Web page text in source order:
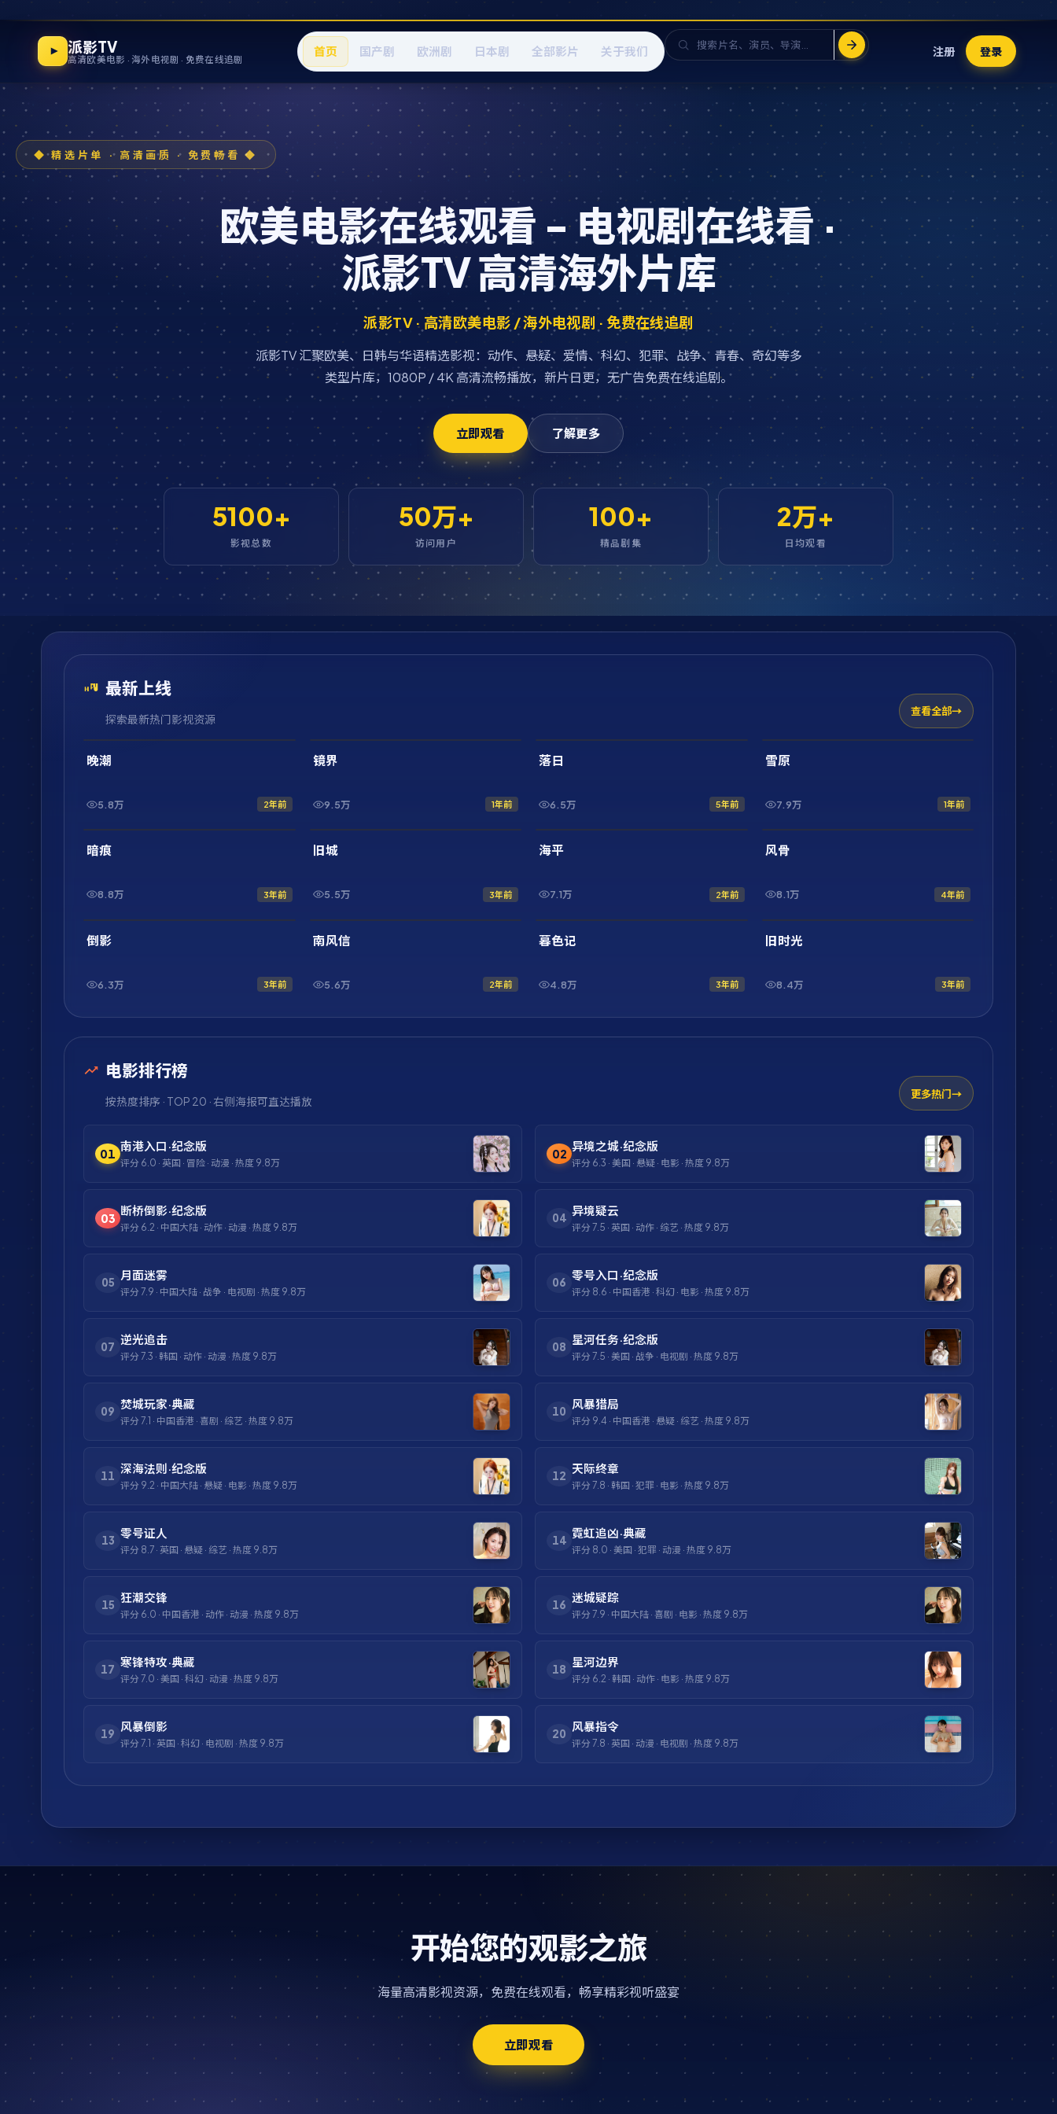
派影TV
高清欧美电影 · 海外电视剧 · 免费在线追剧
首页 国产剧 欧洲剧 日本剧 全部影片 关于我们 注册 登录
欧美电影在线观看 - 电视剧在线看 ·
派影TV 高清海外片库
派影TV · 高清欧美电影 / 海外电视剧 · 免费在线追剧
派影TV 汇聚欧美、日韩与华语精选影视：动作、悬疑、爱情、科幻、犯罪、战争、青春、奇幻等多
类型片库，1080P / 4K 高清流畅播放，新片日更，无广告免费在线追剧。
立即观看 了解更多
5100+
影视总数
50万+
访问用户
100+
精品剧集
2万+
日均观看
最新上线
探索最新热门影视资源
查看全部
最新
晚潮
5.8万 2年前
最新
镜界
9.5万 1年前
最新
落日
6.5万 5年前
最新
1:56:54
雪原
7.9万 1年前
最新
暗痕
8.8万 3年前
最新
旧城
5.5万 3年前
最新
海平
7.1万 2年前
最新
风骨
8.1万 4年前
最新
倒影
6.3万 3年前
最新
南风信
5.6万 2年前
最新
暮色记
4.8万 3年前
最新
旧时光
8.4万 3年前
电影排行榜
按热度排序 · TOP 20 · 右侧海报可直达播放
更多热门
01
南港入口·纪念版
评分 6.0 · 英国 · 冒险 · 动漫 · 热度 9.8万
02
异境之城·纪念版
评分 6.3 · 美国 · 悬疑 · 电影 · 热度 9.8万
03
断桥倒影·纪念版
评分 6.2 · 中国大陆 · 动作 · 动漫 · 热度 9.8万
04
异境疑云
评分 7.5 · 英国 · 动作 · 综艺 · 热度 9.8万
05
月面迷雾
评分 7.9 · 中国大陆 · 战争 · 电视剧 · 热度 9.8万
06
零号入口·纪念版
评分 8.6 · 中国香港 · 科幻 · 电影 · 热度 9.8万
07
逆光追击
评分 7.3 · 韩国 · 动作 · 动漫 · 热度 9.8万
08
星河任务·纪念版
评分 7.5 · 美国 · 战争 · 电视剧 · 热度 9.8万
09
焚城玩家·典藏
评分 7.1 · 中国香港 · 喜剧 · 综艺 · 热度 9.8万
10
风暴猎局
评分 9.4 · 中国香港 · 悬疑 · 综艺 · 热度 9.8万
11
深海法则·纪念版
评分 9.2 · 中国大陆 · 悬疑 · 电影 · 热度 9.8万
12
天际终章
评分 7.8 · 韩国 · 犯罪 · 电影 · 热度 9.8万
13
零号证人
评分 8.7 · 英国 · 悬疑 · 综艺 · 热度 9.8万
14
霓虹追凶·典藏
评分 8.0 · 美国 · 犯罪 · 动漫 · 热度 9.8万
15
狂潮交锋
评分 6.0 · 中国香港 · 动作 · 动漫 · 热度 9.8万
16
迷城疑踪
评分 7.9 · 中国大陆 · 喜剧 · 电影 · 热度 9.8万
17
寒锋特攻·典藏
评分 7.0 · 美国 · 科幻 · 动漫 · 热度 9.8万
18
星河边界
评分 6.2 · 韩国 · 动作 · 电影 · 热度 9.8万
19
风暴倒影
评分 7.1 · 英国 · 科幻 · 电视剧 · 热度 9.8万
20
风暴指令
评分 7.8 · 英国 · 动漫 · 电视剧 · 热度 9.8万
开始您的观影之旅
海量高清影视资源，免费在线观看，畅享精彩视听盛宴
立即观看